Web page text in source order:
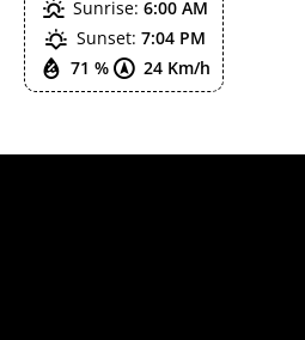
71 % 24 Km/h
Sunrise: 6:00 AM
Sunset: 7:04 PM